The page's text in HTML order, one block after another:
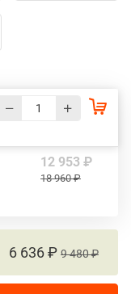
12 953 ₽
18 960 ₽
6 636 ₽ 9 480 ₽